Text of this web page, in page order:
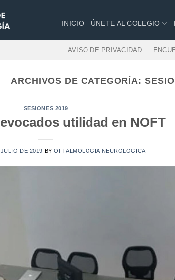
INICIO ÚNETE AL COLEGIO
AVISO DE PRIVACIDAD
ARCHIVOS DE CATEGORÍA:
SESIONES 2019
utilidad en NOFT
DE 2019 BYOFTALMOLOGIA NEUROLOGICA